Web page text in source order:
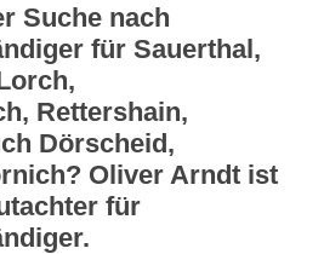
Suche nach
für Sauerthal,
Rettershain,
Dörscheid,
Oliver Arndt ist
für